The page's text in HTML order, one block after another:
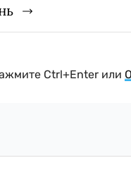
Ctrl+Enter или